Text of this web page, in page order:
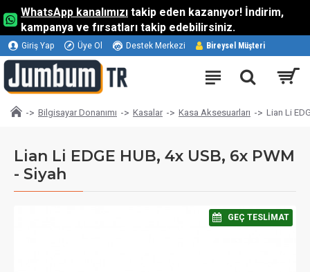
WhatsApp kanalımızı takip eden kazanıyor! İndirim,
kampanya ve fırsatları takip edebilirsiniz.
Giriş Yap Üye Ol Destek Merkezi Bireysel Müşteri
Bilgisayar Donanımı Kasalar Kasa Aksesuarları Lian Li
Lian Li EDGE HUB, 4x USB, 6x PWM
- Siyah
⠀GEÇ TESLIMAT